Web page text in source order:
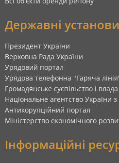
Державні установи
Президент України
Верховна Рада України
Урядовий портал
Урядова телефонна "Гаряча
Громадянське суспільство і влада
Національне агентство України
Антикорупційний портал
Міністерство економічного
Інформаційні